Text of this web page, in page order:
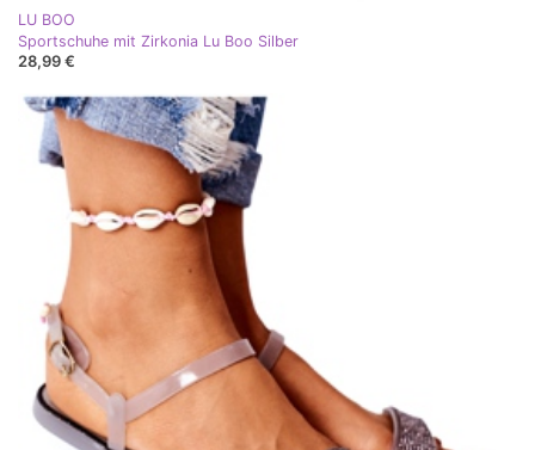
LU BOO
Sportschuhe mit Zirkonia Lu Boo Silber
28,99 €